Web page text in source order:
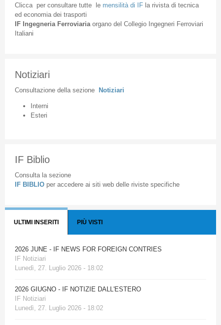
Cliccaper consultare tuttele mensilità di IFla rivista di tecnica
ed economia dei trasporti
IF Ingegneria Ferroviaria organodel Collegio Ingegneri Ferroviari
Italiani
Notiziari
Consultazione della sezione Notiziari
Interni
Esteri
IF Biblio
Consulta la sezione
IF BIBLIO per accedere ai siti web delle riviste specifiche
ULTIMI INSERITI PIÙ VISTI
2026 JUNE - IF NEWS FOR FOREIGN CONTRIES
IF Notiziari
Lunedì, 27. Luglio 2026 - 18:02
2026 GIUGNO - IF NOTIZIE DALL'ESTERO
IF Notiziari
Lunedì, 27. Luglio 2026 - 18:02